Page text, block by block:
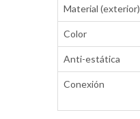
Material (exterior)
Color
Anti-estática
Conexión